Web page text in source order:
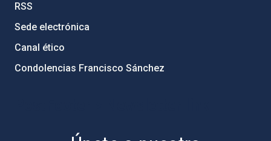
RSS
Sede electrónica
Canal ético
Condolencias Francisco Sánchez